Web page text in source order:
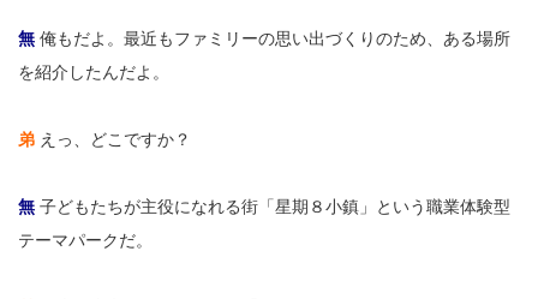
無 俺もだよ。最近もファミリーの思い出づくりのため、ある場所
を紹介したんだよ。
弟 えっ、どこですか？
無 子どもたちが主役になれる街「星期８小鎮」という職業体験型
テーマパークだ。